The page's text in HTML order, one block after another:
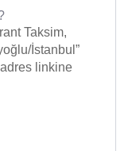
Taksim,
İstanbul”
linkine